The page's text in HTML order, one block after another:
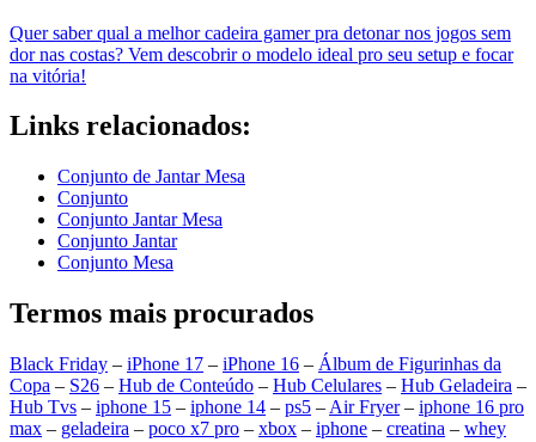
Quer saber qual a melhor cadeira gamer pra detonar nos jogos sem
dor nas costas? Vem descobrir o modelo ideal pro seu setup e focar
na vitória!
Links relacionados:
Conjunto de Jantar Mesa
Conjunto
Conjunto Jantar Mesa
Conjunto Jantar
Conjunto Mesa
Termos mais procurados
Black Friday – iPhone 17 – iPhone 16 – Álbum de Figurinhas da
Copa – S26 – Hub de Conteúdo – Hub Celulares – Hub Geladeira –
Hub Tvs – iphone 15 – iphone 14 – ps5 – Air Fryer– iphone 16 pro
max – geladeira – poco x7 pro – xbox – iphone – creatina – whey